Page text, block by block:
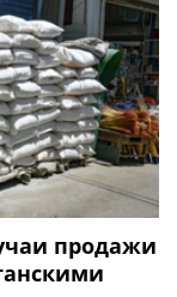
продажи